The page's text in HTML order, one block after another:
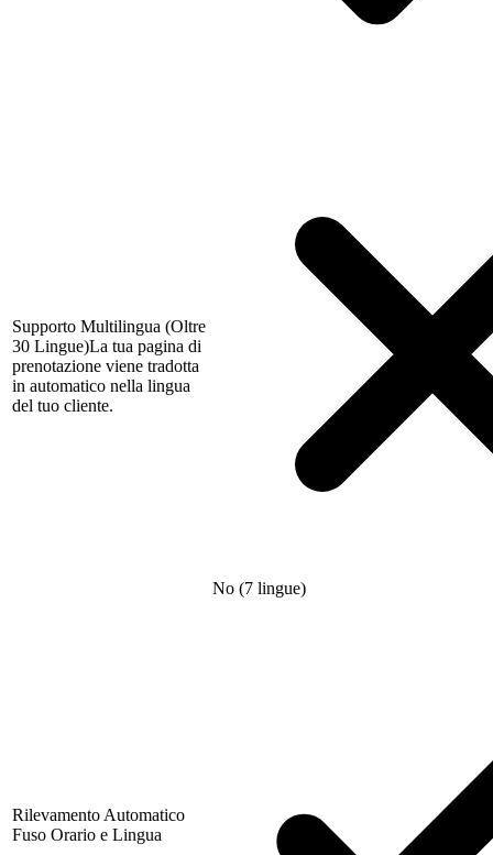
Supporto Multilingua (Oltre
30 Lingue)La tua pagina di
prenotazione viene tradotta
in automatico nella lingua
del tuo cliente.
No (7 lingue)
Rilevamento Automatico
Fuso Orario e Lingua